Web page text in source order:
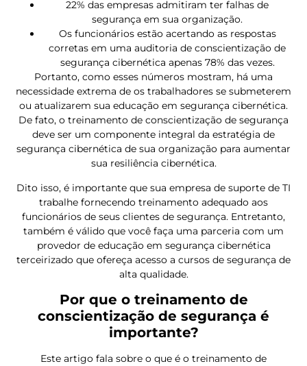
22% das empresas admitiram ter falhas de
segurança em sua organização.
Os funcionários estão acertando as respostas
corretas em uma auditoria de conscientização de
segurança cibernética apenas 78% das vezes.
Portanto, como esses números mostram, há uma
necessidade extrema de os trabalhadores se submeterem
ou atualizarem sua educação em segurança cibernética.
De fato, o treinamento de conscientização de segurança
deve ser um componente integral da estratégia de
segurança cibernética de sua organização para aumentar
sua resiliência cibernética.
Dito isso, é importante que sua empresa de suporte de TI
trabalhe fornecendo treinamento adequado aos
funcionários de seus clientes de segurança. Entretanto,
também é válido que você faça uma parceria com um
provedor de educação em segurança cibernética
terceirizado que ofereça acesso a cursos de segurança de
alta qualidade.
Por que o treinamento de
conscientização de segurança é
importante?
Este artigo fala sobre o que é o treinamento de